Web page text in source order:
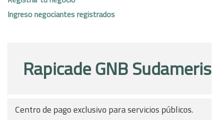
Ingreso negociantes registrados
Rapicade GNB Sudameris
Centro de pago exclusivo para servicios públicos.